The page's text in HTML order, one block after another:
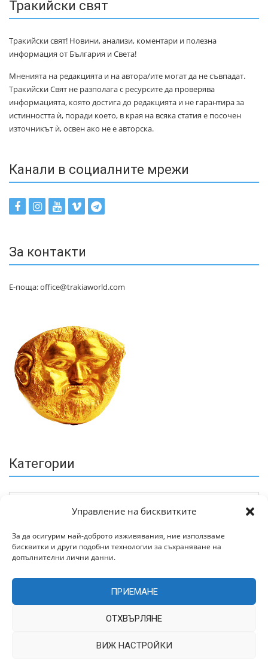
Управление на бисквитките
За да осигурим най-доброто изживявания, ние използваме
бисквитки и други подобни технологии за съхраняване на
допълнителни лични данни.
ПРИЕМАНЕ
ОТХВЪРЛЯНЕ
ВИЖ НАСТРОЙКИ
Тракийски свят
Тракийски свят! Новини, анализи, коментари и полезна
информация от България и Света!
Мненията на редакцията и на автора/ите могат да не съвпадат.
Тракийски Свят не разполага с ресурсите да проверява
информацията, която достига до редакцията и не гарантира за
истинността ѝ, поради което, в края на всяка статия е посочен
източникът ѝ, освен ако не е авторска.
Канали в социалните мрежи
За контакти
Е-поща: office@trakiaworld.com
Категории
Архив